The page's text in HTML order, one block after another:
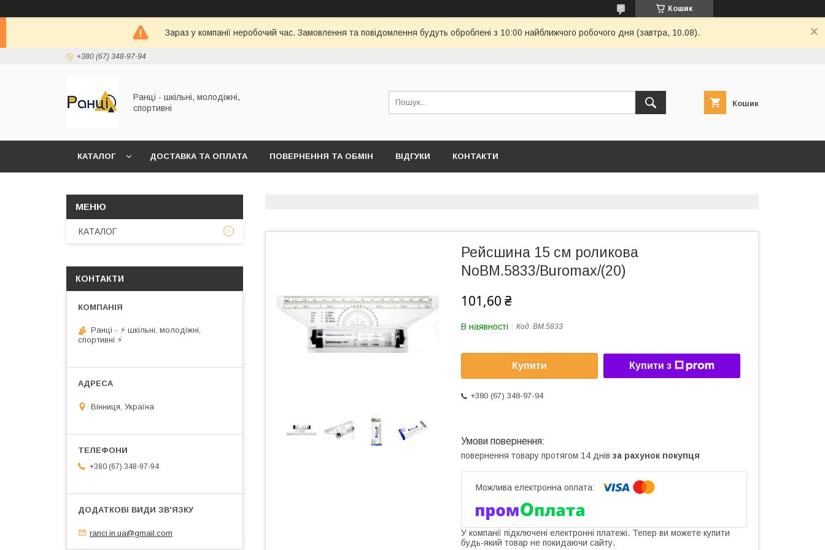
Кошик
Зараз у компанії неробочий час. Замовлення та повідомлення будуть оброблені з 10:00 найближчого робочого дня (завтра, 10.08).
+380 (67) 348-97-94
Ранці - шкільні, молодіжні,
спортивні
Кошик
КАТАЛОГ ДОСТАВКА ТА ОПЛАТА ПОВЕРНЕННЯ ТА ОБМІН ВІДГУКИ КОНТАКТИ
Рейсшина 15 см роликова
NoBM.5833/Buromax/(20)
101,60 ₴
В наявності Код: BM.5833
Купити Купити з
+380 (67) 348-97-94
повернення товару протягом 14 днів за рахунок покупця
У компанії підключені електронні платежі. Тепер ви можете купити
будь-який товар не покидаючи сайту.
КАТАЛОГ
КОНТАКТИ
Ранці - ⚡ шкільні, молодіжні,
спортивні ⚡
Вінниця, Україна
+380 (67) 348-97-94
ranci.in.ua@gmail.com